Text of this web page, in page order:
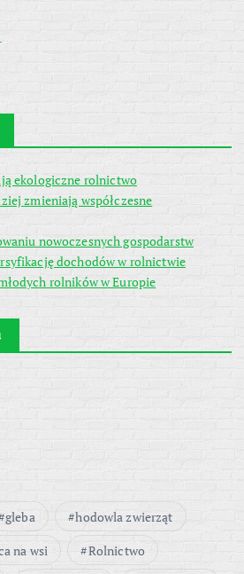
ekologiczne rolnictwo
zmieniają współczesne
nowoczesnych gospodarstw
dochodów w rolnictwie
rolników w Europie
gleba
hodowla zwierząt
na wsi
Rolnictwo